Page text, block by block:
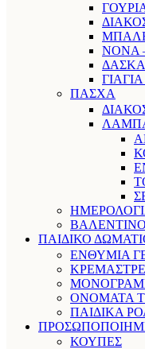
ΝΟΝΑ
ΠΑΣΧΑ
ΠΑΙΔΙΚΟ
ΕΝΘΥΜΙΑ
ΟΝΟΜΑΤΑ
ΠΑΙΔΙΚΑ
ΚΟΥΠΕΣ